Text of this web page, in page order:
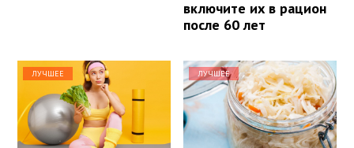
включите их в рацион
после 60 лет
ЛУЧШЕЕ ЛУЧШЕЕ